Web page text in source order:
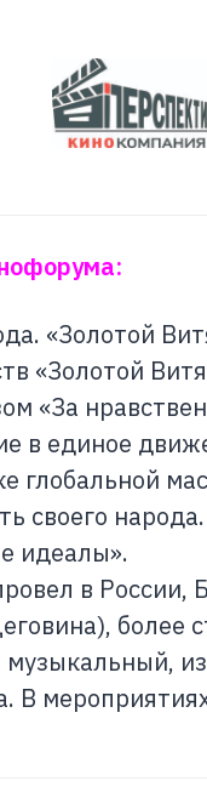
«Золотой
«Золотой
«За
в единое
глобальной
своего
идеалы».
в
В